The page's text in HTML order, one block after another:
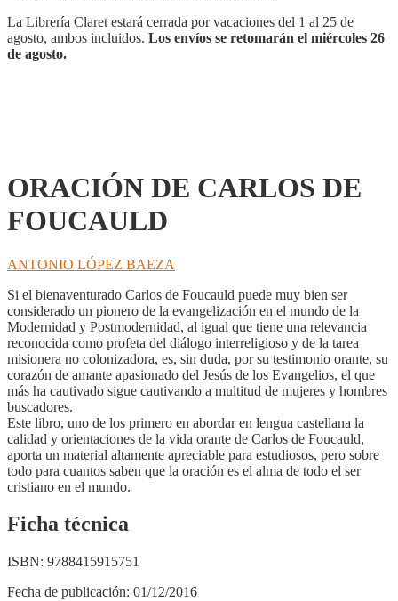
La Librería Claret estará cerrada por vacaciones del 1 al 25 de
agosto, ambos incluidos. Los envíos se retomarán el miércoles 26
de agosto.
ORACIÓN DE CARLOS DE
FOUCAULD
ANTONIO LÓPEZ BAEZA
Si el bienaventurado Carlos de Foucauld puede muy bien ser
considerado un pionero de la evangelización en el mundo de la
Modernidad y Postmodernidad, al igual que tiene una relevancia
reconocida como profeta del diálogo interreligioso y de la tarea
misionera no colonizadora, es, sin duda, por su testimonio orante, su
corazón de amante apasionado del Jesús de los Evangelios, el que
más ha cautivado sigue cautivando a multitud de mujeres y hombres
buscadores.
Este libro, uno de los primero en abordar en lengua castellana la
calidad y orientaciones de la vida orante de Carlos de Foucauld,
aporta un material altamente apreciable para estudiosos, pero sobre
todo para cuantos saben que la oración es el alma de todo el ser
cristiano en el mundo.
Ficha técnica
ISBN: 9788415915751
Fecha de publicación: 01/12/2016